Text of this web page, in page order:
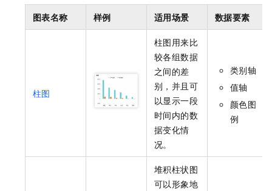
图表名称 样例 适用场景 数据要素
柱图
柱图用来比
较各组数据
之间的差
别，并且可
以显示一段
时间内的数
据变化情
况。
类别轴
值轴
颜色图
例
堆积柱状图
可以形象地